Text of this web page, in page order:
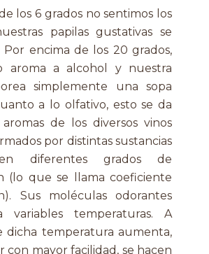
los 6 grados no sentimos los
papilas gustativas se
Por encima de los 20 grados,
aroma a alcohol y nuestra
simplemente una sopa
a lo olfativo, esto se da
de los diversos vinos
por distintas sustancias
diferentes grados de
(lo que se llama coeficiente
Sus moléculas odorantes
variables temperaturas. A
dicha temperatura aumenta,
con mayor facilidad, se hacen